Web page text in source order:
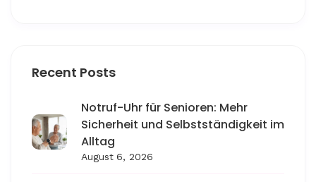
Recent Posts
Notruf-Uhr für Senioren: Mehr
Sicherheit und Selbstständigkeit im
Alltag
August 6, 2026